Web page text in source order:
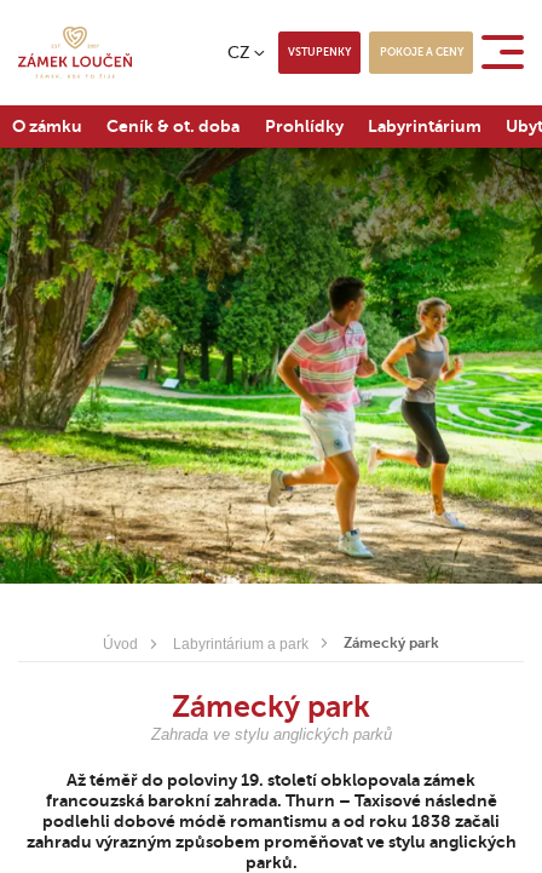
CZ VSTUPENKY POKOJE A CENY
O zámku Ceník & ot. doba Prohlídky Labyrintárium
Úvod Labyrintárium a park Zámecký park
Zámecký park
Zahrada ve stylu anglických parků
Až téměř do poloviny 19. století obklopovala zámek
francouzská barokní zahrada. Thurn – Taxisové následně
podlehli dobové módě romantismu a od roku 1838 začali
zahradu výrazným způsobem proměňovat ve stylu anglických
parků.